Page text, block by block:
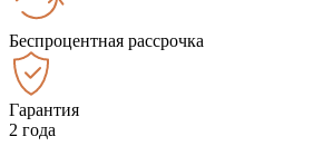
Беспроцентная рассрочка
Гарантия
2 года